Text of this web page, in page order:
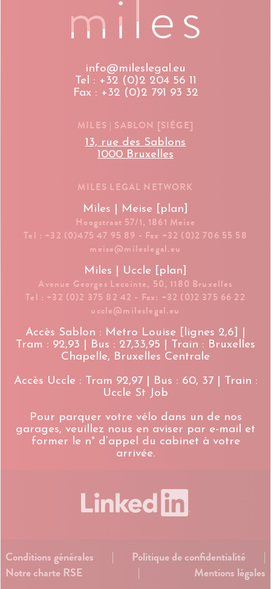
info@mileslegal.eu
Tel : +32 (0)2 204 56 11
Fax : +32 (0)2 791 93 32
MILES | SABLON [SIÈGE]
13, rue des Sablons
1000 Bruxelles
MILES LEGAL NETWORK
Miles | Meise [plan]
Hoogstraat 57/1, 1861 Meise
Tel : +32 (0)475 47 95 89 - Fax +32 (0)2 706 55 58
meise@mileslegal.eu
Miles | Uccle [plan]
Avenue Georges Lecointe, 50, 1180 Bruxelles
Tel : +32 (0)2 375 82 42 - Fax: +32 (0)2 375 66 22
uccle@mileslegal.eu
Accès Sablon : Metro Louise [lignes 2,6] |
Tram : 92,93 | Bus : 27,33,95 | Train : Bruxelles
Chapelle, Bruxelles Centrale
Accès Uccle : Tram 92,97 | Bus : 60, 37 | Train :
Uccle St Job
Pour parquer votre vélo dans un de nos
garages, veuillez nous en aviser par e-mail et
former le n° d’appel du cabinet à votre
arrivée.
Conditions générales | Politique de confidentialité
|
Notre charte RSE
| Mentions légales